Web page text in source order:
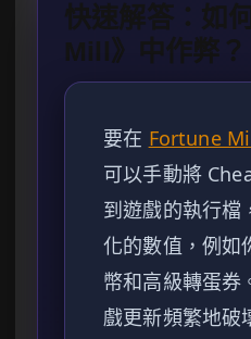
快速解答：如
Mill》中作弊？
要在 Fortune
可以手動將
到遊戲的執行檔
化的數值，例如
幣和高級轉蛋券
戲更新頻繁地破